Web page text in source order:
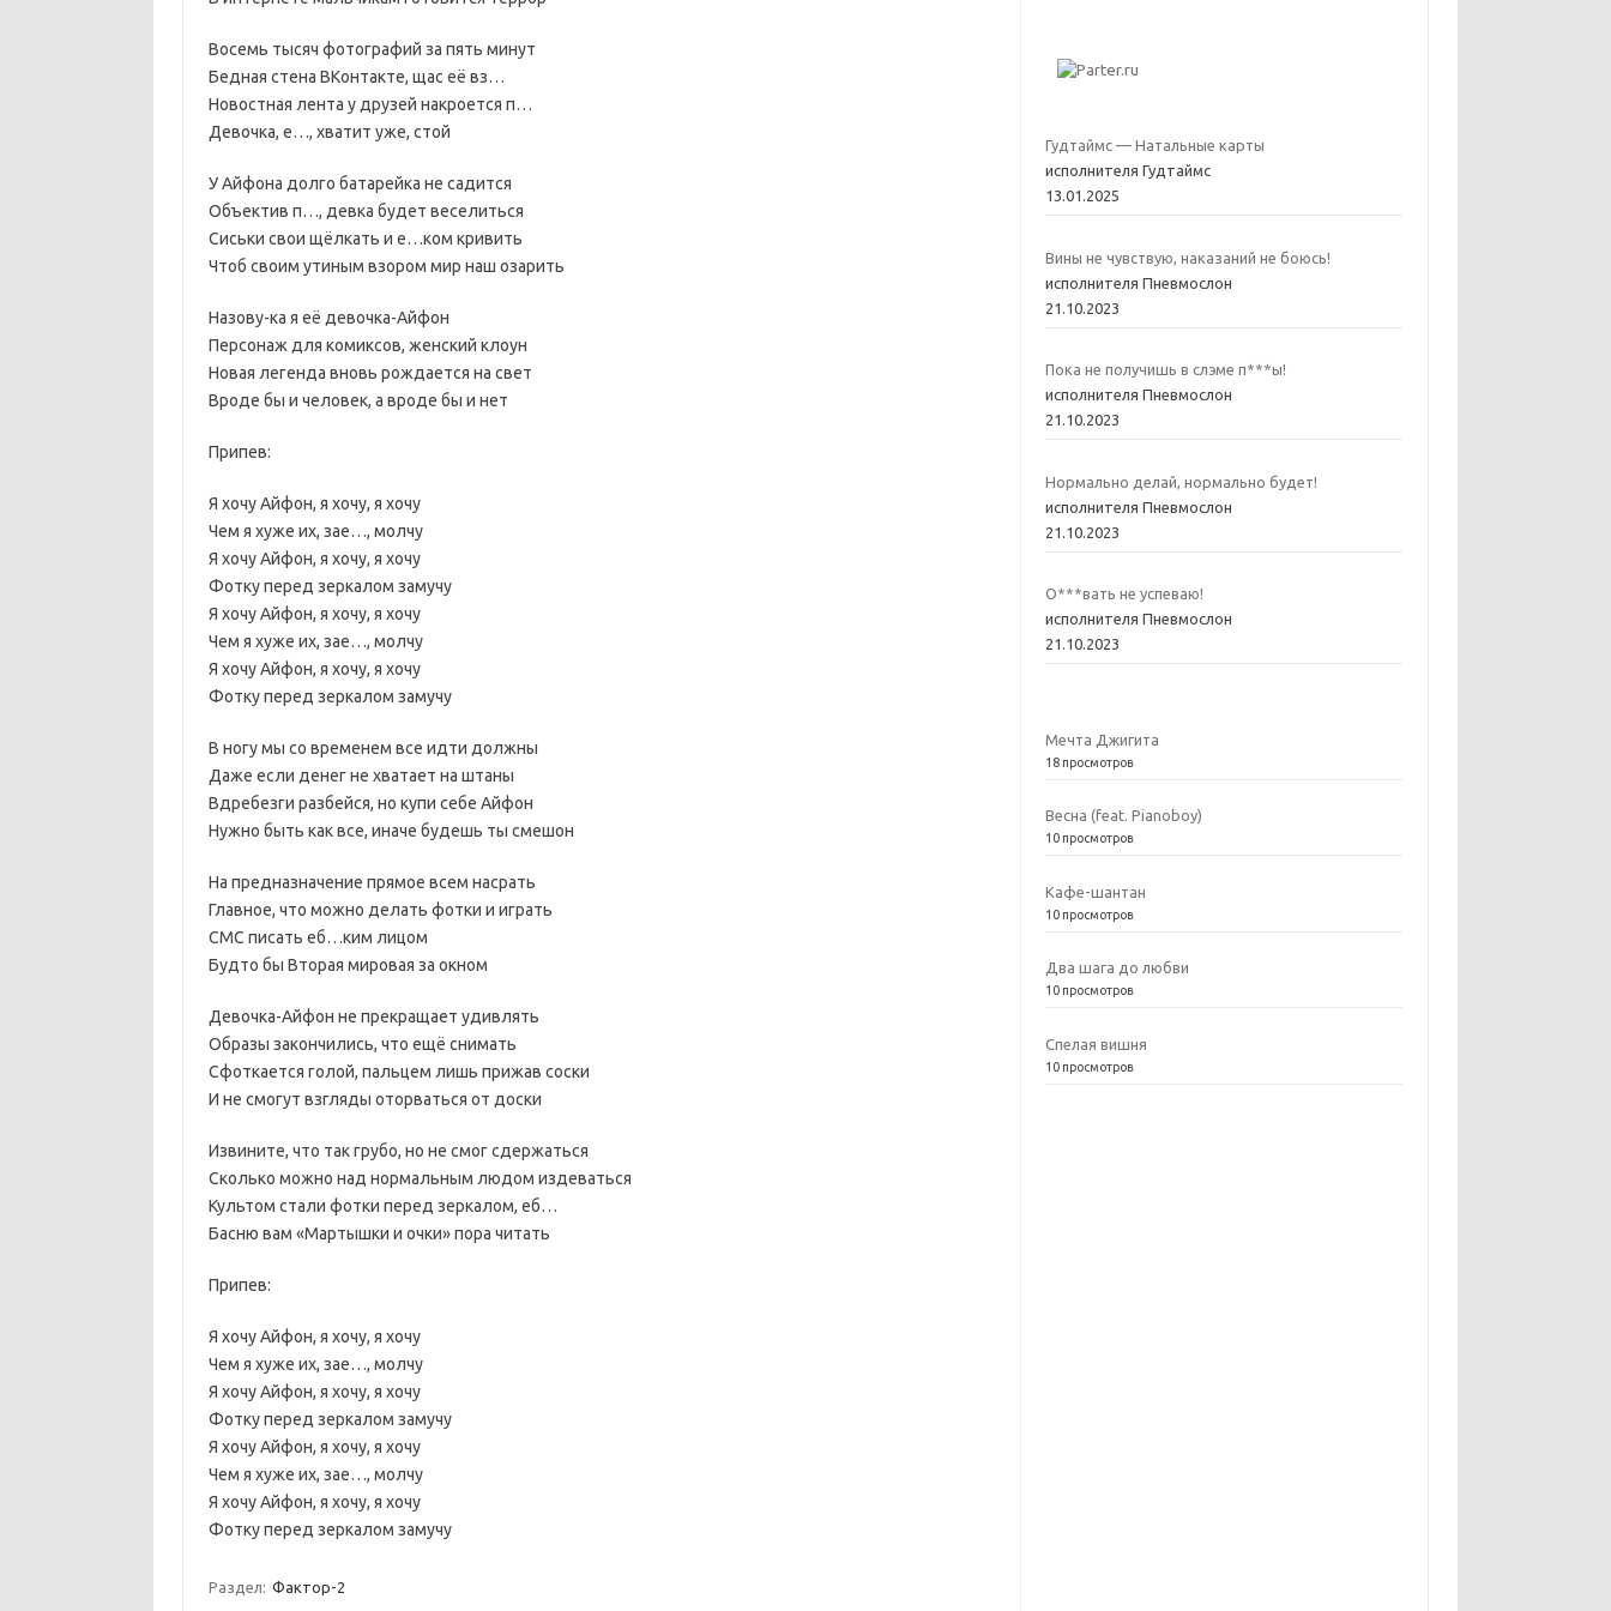
Восемь тысяч фотографий за пять минут
Бедная стена ВКонтакте, щас её вз…
Новостная лента у друзей накроется п…
Девочка, е…, хватит уже, стой
У Айфона долго батарейка не садится
Объектив п…, девка будет веселиться
Сиськи свои щёлкать и е…ком кривить
Чтоб своим утиным взором мир наш озарить
Назову-ка я её девочка-Айфон
Персонаж для комиксов, женский клоун
Новая легенда вновь рождается на свет
Вроде бы и человек, а вроде бы и нет
Припев:
Я хочу Айфон, я хочу, я хочу
Чем я хуже их, зае…, молчу
Я хочу Айфон, я хочу, я хочу
Фотку перед зеркалом замучу
Я хочу Айфон, я хочу, я хочу
Чем я хуже их, зае…, молчу
Я хочу Айфон, я хочу, я хочу
Фотку перед зеркалом замучу
В ногу мы со временем все идти должны
Даже если денег не хватает на штаны
Вдребезги разбейся, но купи себе Айфон
Нужно быть как все, иначе будешь ты смешон
На предназначение прямое всем насрать
Главное, что можно делать фотки и играть
СМС писать еб…ким лицом
Будто бы Вторая мировая за окном
Девочка-Айфон не прекращает удивлять
Образы закончились, что ещё снимать
Сфоткается голой, пальцем лишь прижав соски
И не смогут взгляды оторваться от доски
Извините, что так грубо, но не смог сдержаться
Сколько можно над нормальным людом издеваться
Культом стали фотки перед зеркалом, еб…
Басню вам «Мартышки и очки» пора читать
Припев:
Я хочу Айфон, я хочу, я хочу
Чем я хуже их, зае…, молчу
Я хочу Айфон, я хочу, я хочу
Фотку перед зеркалом замучу
Я хочу Айфон, я хочу, я хочу
Чем я хуже их, зае…, молчу
Я хочу Айфон, я хочу, я хочу
Фотку перед зеркалом замучу
Раздел: Фактор-2
Гудтаймс — Натальные карты
исполнителя Гудтаймс
13.01.2025
Вины не чувствую, наказаний не боюсь!
исполнителя Пневмослон
21.10.2023
Пока не получишь в слэме п***ы!
исполнителя Пневмослон
21.10.2023
Нормально делай, нормально будет!
исполнителя Пневмослон
21.10.2023
О***вать не успеваю!
исполнителя Пневмослон
21.10.2023
Мечта Джигита
18 просмотров
Весна (feat. Pianoboy)
10 просмотров
Кафе-шантан
10 просмотров
Два шага до любви
10 просмотров
Спелая вишня
10 просмотров